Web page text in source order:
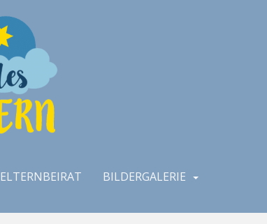
ELTERNBEIRAT BILDERGALERIE